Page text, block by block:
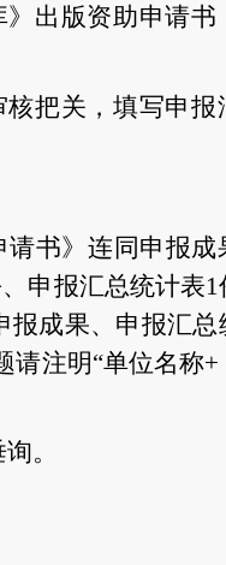
出版资助申请书
把关，填写申报
书》连同申报成
申报汇总统计表
成果、申报汇总
请注明“单位名称+
。